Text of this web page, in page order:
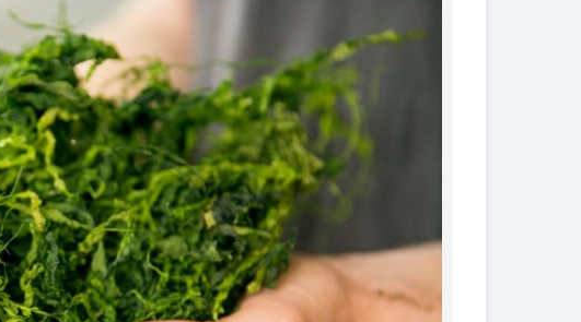
کود آمینو اسید
کود فروت ست
کود گیاهان آپارتمانی